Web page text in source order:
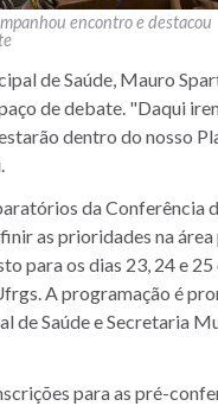
encontro e destacou
de Saúde, Mauro
de debate. "Daqui
dentro do nosso
da Conferência
as prioridades na área
para os dias 23, 24 e 25
A programação é
de Saúde e Secretaria
para as pré-